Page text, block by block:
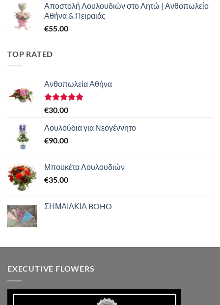
Αποστολή Λουλουδιών στο Λητώ | Ανθοπωλείο
Αθήνα & Πειραιάς
€55.00
TOP RATED
Ανθοπωλεία Αθήνα
Βαθμολογήθηκε
από 5
€30.00
Λουλούδια για Νεογέννητο
€90.00
Μπουκέτα Λουλουδιών
€35.00
ΣΗΜΑΙΑΚΙΑ BOHO
EXECUTIVE FLOWERS